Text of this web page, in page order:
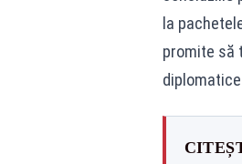
la
promite să